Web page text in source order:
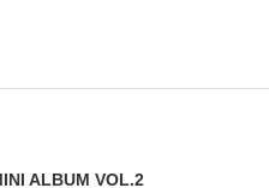
ALBUM VOL.2